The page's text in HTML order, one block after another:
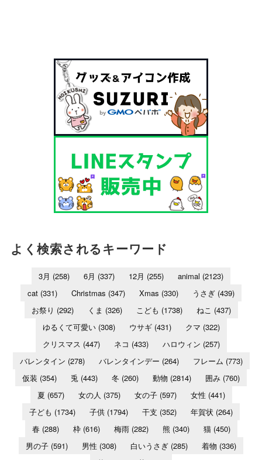
よく検索されるキーワード
3月 (258) 6月 (337) 12月 (255) animal (2123)
cat (331) Christmas (347) Xmas (330) うさぎ (439)
お祭り (292) くま (326) こども (1738) ねこ (437)
ゆるくて可愛い(308) ウサギ(431) クマ (322)
クリスマス (447) ネコ (433) ハロウィン (257)
バレンタイン (278) バレンタインデー (264) フレーム (773)
仮装 (354) 兎 (443) 冬 (260) 動物 (2814) 囲み (760)
夏 (657) 女の人 (375) 女の子(597) 女性 (441)
子ども (1734) 子供 (1794) 干支 (352) 年賀状 (264)
春(288) 枠(616) 梅雨(282) 熊 (340) 猫(450)
男の子 (591) 男性 (308) 白いうさぎ (285) 着物 (336)